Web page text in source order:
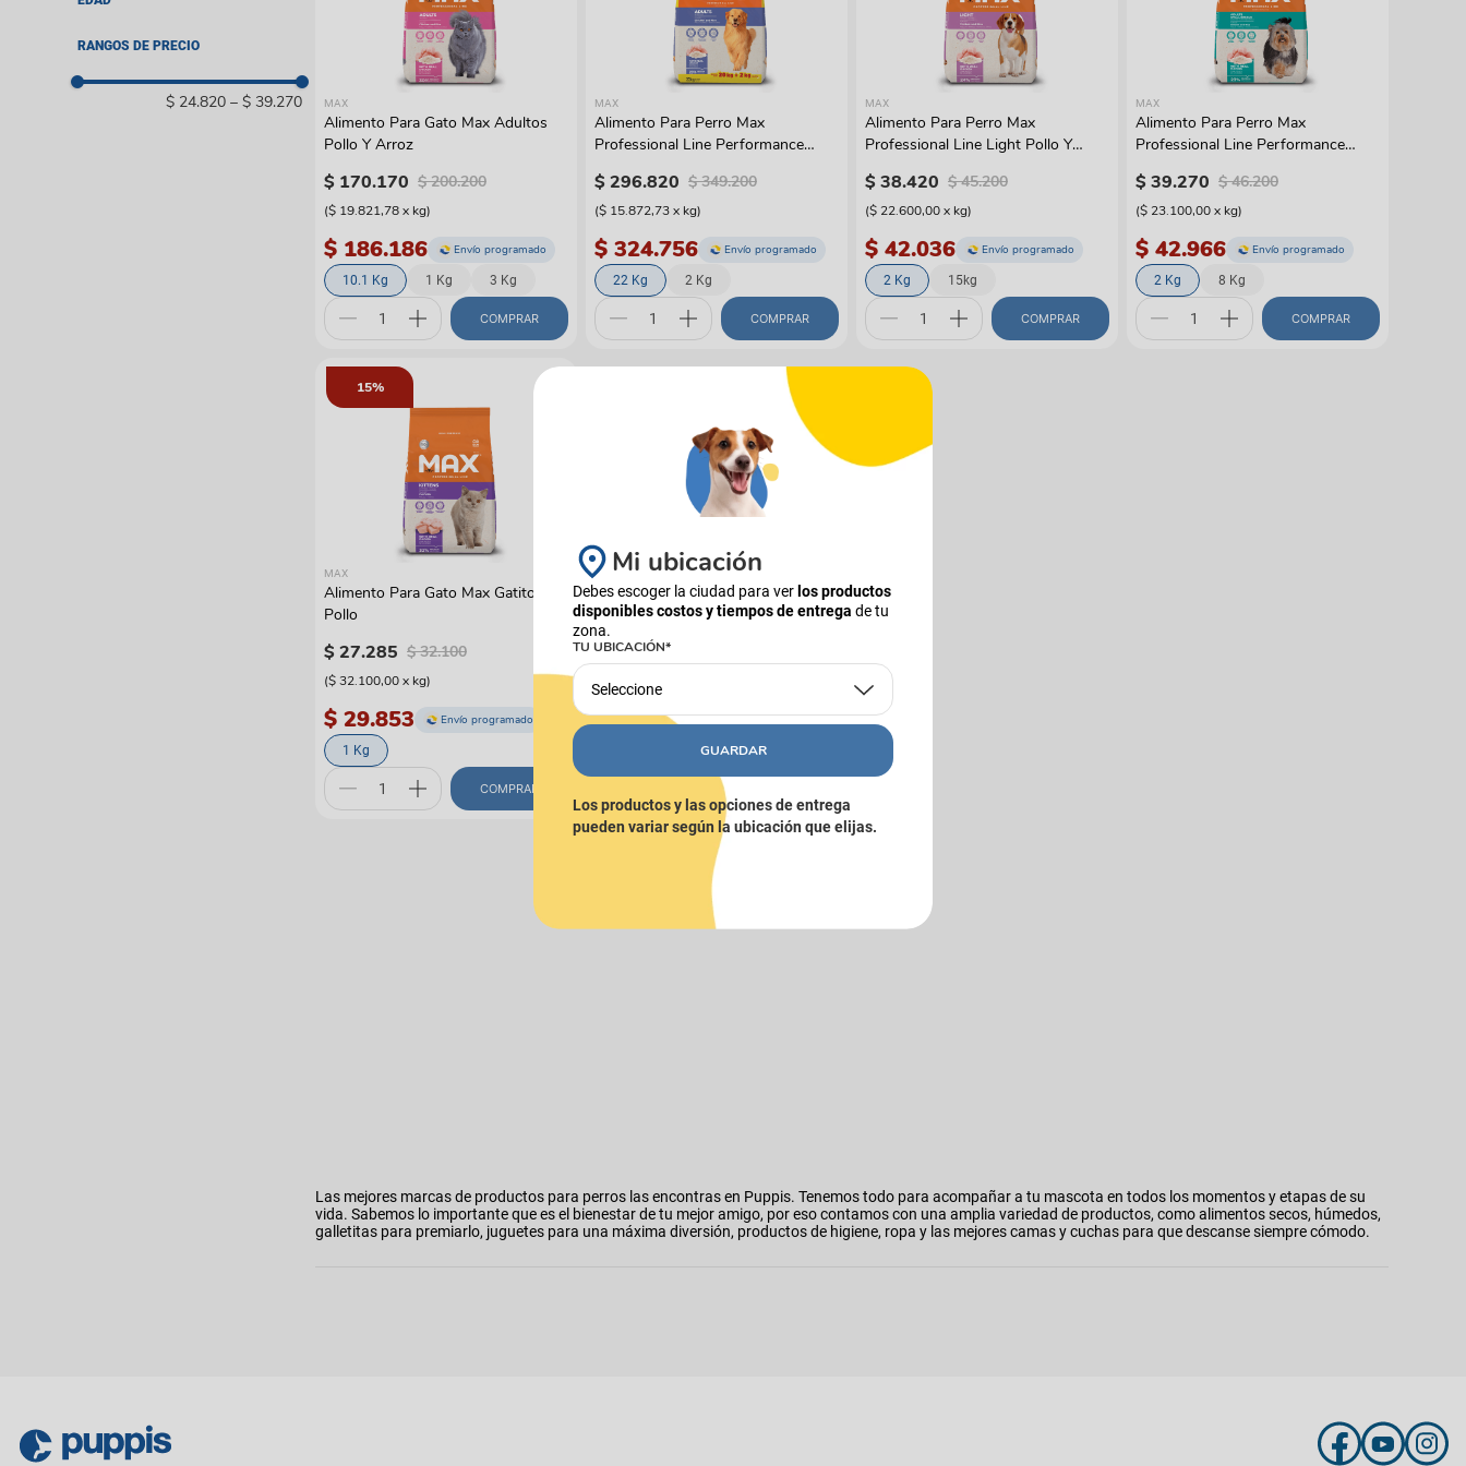
Bolsos y guacales
Coches y paseadores
manchas
Cuidados especiales
Lazos y sogas
Pelotas y cazadores
Juguetes con catnip
Rascadores y gimnasios
Cachorro
RANGOS DE PRECIO
$ 24.820 – $ 39.270 MAX
Alimento Para Gato Max Adultos
Pollo Y Arroz
$ 170.170 $ 200.200
($ 19.821,78x kg)
$ 186.186 Envío programado
10.1 Kg 1 Kg 3 Kg
COMPRAR
MAX
Alimento Para Perro Max
Professional Line Performance
$296.820 $ 349.200
($ 15.872,73x kg)
$ 324.756 Envío programado
22 Kg 2 Kg
COMPRAR
MAX
Alimento Para Perro Max
Professional Line Light Pollo Y
$38.420 $ 45.200
($ 22.600,00x kg)
$ 42.036 Envío programado
2 Kg 15kg
COMPRAR
MAX
Alimento Para Perro Max
Professional Line Performance
$39.270 $ 46.200
($ 23.100,00x kg)
$ 42.966 Envío programado
2 Kg 8 Kg
COMPRAR
15%
MAX
Alimento Para Gato Max Gatitos
Pollo
$27.285 $ 32.100
($ 32.100,00x kg)
$ 29.853 Envío programado
1 Kg
COMPRAR
Las mejores marcas de productos para perros las encontras en Puppis. Tenemos todo para acompañar a tu mascota en todos los momentos y etapas de su
vida. Sabemos lo importante que es el bienestar de tu mejor amigo, por eso contamos con una amplia variedad de productos, como alimentos secos, húmedos,
galletitas para premiarlo, juguetes para una máxima diversión, productos de higiene, ropa y las mejores camas y cuchas para que descanse siempre cómodo.
Mi ubicación
Debes escoger la ciudad para ver los productos
disponibles costos y tiempos de entrega de tu
zona.
TU UBICACIÓN*
Seleccione
GUARDAR
Los productos y las opciones de entrega
pueden variar según la ubicación que elijas.